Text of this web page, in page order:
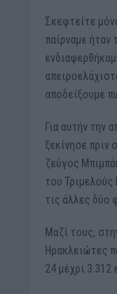
Σκεφτείτε
παίρναμε
αποδείξουμε
Για αυτήν την
ξεκίνησε
ζεύγος
του
τις άλλες δύο
Μαζί τους,
Ηρακλειώτες
24 μέχρι 3.312